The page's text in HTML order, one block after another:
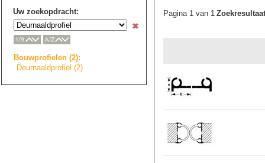
Uw zoekopdracht:
Bouwprofielen (2):
Deurnaaldprofiel (2)
Pagina 1 van 1Zoekresultaat